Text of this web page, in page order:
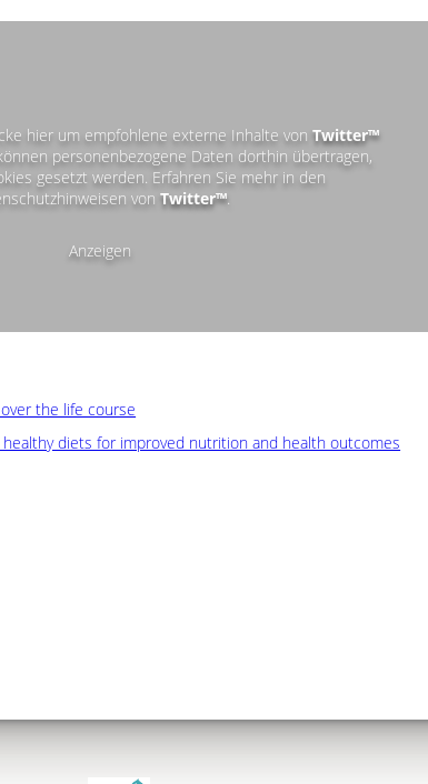
hier um empfohlene externe Inhalte vonTwitter™
personenbezogene Daten dorthin übertragen,
gesetzt werden. Erfahren Sie mehr in den
vonTwitter™.
Anzeigen
the life course
diets for improved nutrition and health outcomes